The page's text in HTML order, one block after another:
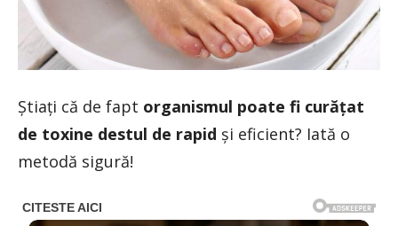
Știați că de fapt organismul poate fi curățat
de toxine destul de rapid și eficient? Iată o
metodă sigură!